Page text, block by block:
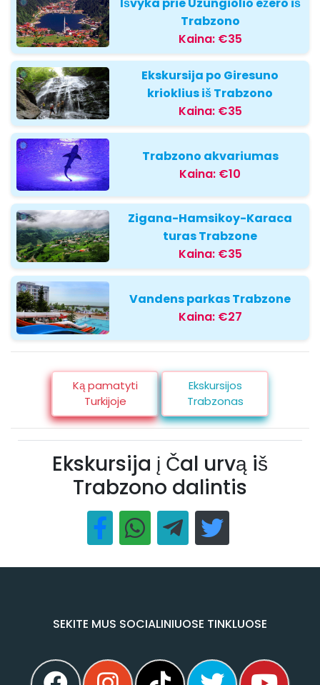
Išvyka prie Uzungiolio ežero iš
Trabzono
Kaina: €35
Ekskursija po Giresuno
krioklius iš Trabzono
Kaina: €35
Trabzono akvariumas
Kaina: €10
Zigana-Hamsikoy-Karaca
turas Trabzone
Kaina: €35
Vandens parkas Trabzone
Kaina: €27
Ką pamatyti
Turkijoje
Ekskursijos
Trabzonas
Ekskursija į Čal urvą iš
Trabzono dalintis
SEKITE MUS SOCIALINIUOSE TINKLUOSE